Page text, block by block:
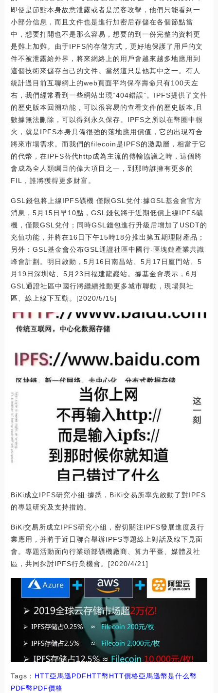
即使是節點本身故意泄露或者是黑客攻擊，他們只能看到一
小部分信息，而且文件也是進行加密后存儲在各個節點當
中，想要打開也不是那么容易，想要的到一份完整的資料更
是難上加難。由于IPFS的存儲方式，更好地保護了用戶的文
件不被泄露給外界，將來網絡上的用戶會越來越多地應用到
這個技術來儲存自己的文件。當然這只是他其中之一。有人
統計過目前互聯網上的web頁面平均保存壽命只有100天左
右，我們經常看到一些網站出現“404錯誤”。IPFS提供了文件
的歷史版本回溯功能，可以很容易的查看文件的歷史版本,且
數據無法刪除，可以得到永久保存。IPFS之所以在幣圈中很
火，就是IPFS本身具備很強的落地應用價值，它的出現符合
將來市場需求。而我們的filecoin是IPFS的激勵層，相當于它
的代幣，在IPFS替代http成為主流的傳輸協議之時，這個將
會成為全人類矚目的偉大項目之一，到那時誰擁有更多的
FIL，誰將獲得更多財富。
GSL錢包將上線IPFS礦機 僅限GSL兌付:據GSL基金會官方
消息，5月15日早10點，GSL錢包將于近期低價上線IPFS礦
機，僅限GSL兌付；同時GSL錢包進行升級后增加了USDT的
充值功能，并將在16日下午15時18分推出第五期理財產品；
另外：GSL基金會公布GSL通證社區中國行-區塊鏈產業共識
峰會計劃。明日啟動，5月16日南昌站、5月17日廈門站、5
月19日深圳站、5月23日福建龍巖站。據基金會表示，6月
GSL通證社區中國行將繼續推動更多城市聯動，現場與社
區、線上線下互動。[2020/5/15]
BiKi成立IPFS研究小組:據悉，BiKi交易所率先啟動了對IPFS
的專題研究及支持措施。
BiKi交易所成立IPFS研究小組，密切關注IPFS發展進度及行
業應用，并將于近日聯合舉辦IPFS專題線上對話及線下見面
會。專題活動面向行業頭部礦機廠商、算力平臺、媒體及社
區，共同探討IPFS行業機會。[2020/4/21]
Tags： HTT亞馬遜PDFHTT幣HTT價格亞馬遜幣是什么幣
PDF幣PDF價格